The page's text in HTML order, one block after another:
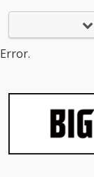
OTHER
キン、
ら多数のゲ
加！ 人肉アイテムをは
じめ、様々
Error.